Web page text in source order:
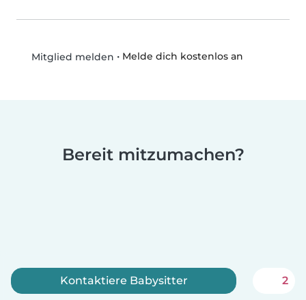
Mitglied melden • Melde dich kostenlos an
Bereit mitzumachen?
Kontaktiere Babysitter 2